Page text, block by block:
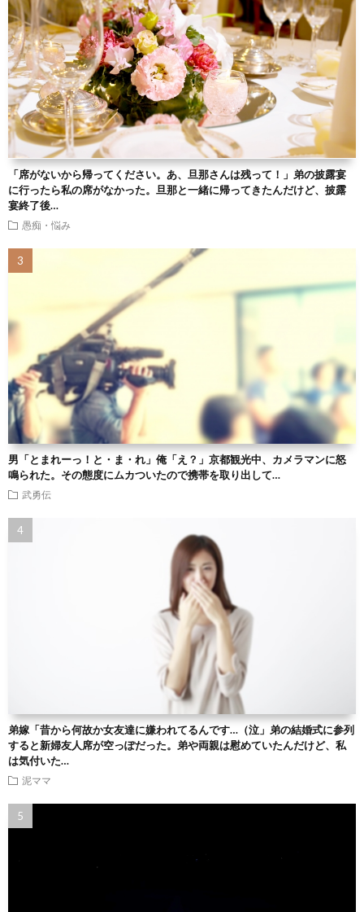
「席がないから帰ってください。あ、旦那さんは残って！」弟の披露宴
に行ったら私の席がなかった。旦那と一緒に帰ってきたんだけど、披露
宴終了後…
愚痴・悩み
男「とまれーっ！と・ま・れ」俺「え？」京都観光中、カメラマンに怒
鳴られた。その態度にムカついたので携帯を取り出して…
武勇伝
弟嫁「昔から何故か女友達に嫌われてるんです…（泣」弟の結婚式に参列
すると新婦友人席が空っぽだった。弟や両親は慰めていたんだけど、私
は気付いた…
泥ママ